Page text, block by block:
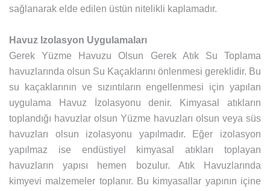
sağlanarak elde edilen üstün nitelikli kaplamadır.
Havuz Izolasyon Uygulamaları
Gerek Yüzme Havuzu Olsun Gerek Atık Su Toplama
havuzlarında olsun Su Kaçaklarını önlenmesi gereklidir. Bu
su kaçaklarının ve sızıntıların engellenmesi için yapılan
uygulama Havuz İzolasyonu denir. Kimyasal atıkların
toplandığı havuzlar olsun Yüzme havuzları olsun veya süs
havuzları olsun izolasyonu yapılmadır. Eğer izolasyon
yapılmaz ise endüstiyel kimyasal atıkları toplayan
havuzların yapısı hemen bozulur. Atık Havuzlarında
kimyevi malzemeler toplanır. Bu kimyasallar yapının içine